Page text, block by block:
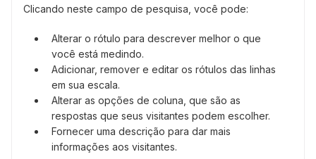
Clicando neste campo de pesquisa, você pode:
Alterar o rótulo para descrever melhor o que
você está medindo.
Adicionar, remover e editar os rótulos das linhas
em sua escala.
Alterar as opções de coluna, que são as
respostas que seus visitantes podem escolher.
Fornecer uma descrição para dar mais
informações aos visitantes.